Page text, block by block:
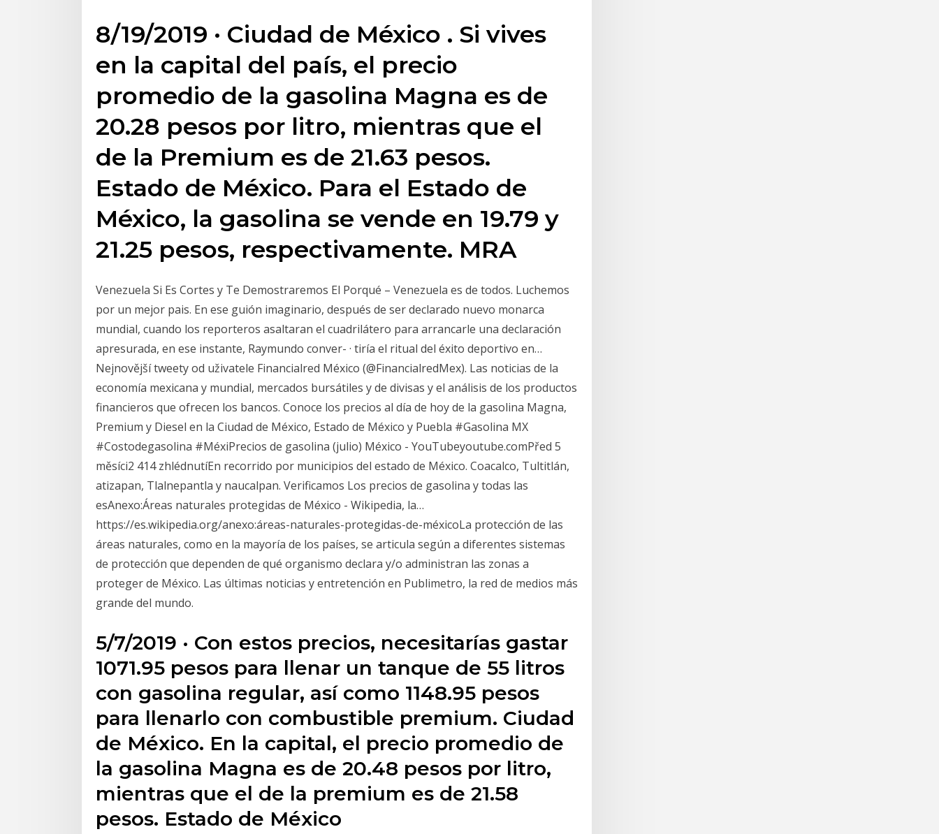
8/19/2019 · Ciudad de México . Si vives
en la capital del país, el precio
promedio de la gasolina Magna es de
20.28 pesos por litro, mientras que el
de la Premium es de 21.63 pesos.
Estado de México. Para el Estado de
México, la gasolina se vende en 19.79 y
21.25 pesos, respectivamente. MRA
Venezuela Si Es Cortes y Te Demostraremos El Porqué – Venezuela es de todos. Luchemos
por un mejor pais. En ese guión imaginario, después de ser declarado nuevo monarca
mundial, cuando los reporteros asaltaran el cuadrilátero para arrancarle una declaración
apresurada, en ese instante, Raymundo conver- · tiría el ritual del éxito deportivo en…
Nejnovější tweety od uživatele Financialred México (@FinancialredMex). Las noticias de la
economía mexicana y mundial, mercados bursátiles y de divisas y el análisis de los productos
financieros que ofrecen los bancos. Conoce los precios al día de hoy de la gasolina Magna,
Premium y Diesel en la Ciudad de México, Estado de México y Puebla #Gasolina MX
#Costodegasolina #MéxiPrecios de gasolina (julio) México - YouTubeyoutube.comPřed 5
měsíci2 414 zhlédnutíEn recorrido por municipios del estado de México. Coacalco, Tultitlán,
atizapan, Tlalnepantla y naucalpan. Verificamos Los precios de gasolina y todas las
esAnexo:Áreas naturales protegidas de México - Wikipedia, la…
https://es.wikipedia.org/anexo:áreas-naturales-protegidas-de-méxicoLa protección de las
áreas naturales, como en la mayoría de los países, se articula según a diferentes sistemas
de protección que dependen de qué organismo declara y/o administran las zonas a
proteger de México. Las últimas noticias y entretención en Publimetro, la red de medios más
grande del mundo.
5/7/2019 · Con estos precios, necesitarías gastar
1071.95 pesos para llenar un tanque de 55 litros
con gasolina regular, así como 1148.95 pesos
para llenarlo con combustible premium. Ciudad
de México. En la capital, el precio promedio de
la gasolina Magna es de 20.48 pesos por litro,
mientras que el de la premium es de 21.58
pesos. Estado de México